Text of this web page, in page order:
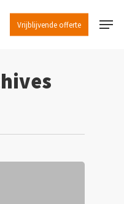
Vrijblijvende offerte Menu